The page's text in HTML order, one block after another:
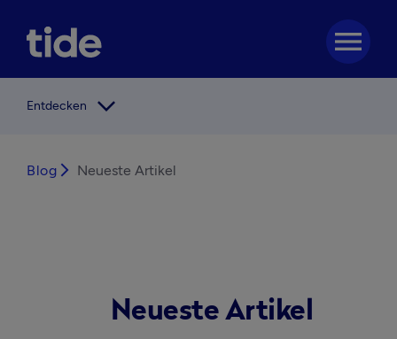
menu
Entdecken arrow_forward_ios
Blog arrow_forward_ios Neueste Artikel
Neueste Artikel